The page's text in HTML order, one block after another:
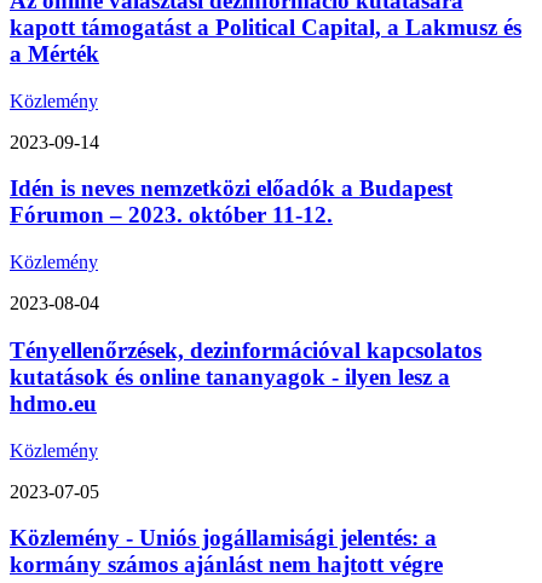
kapott támogatást a Political Capital, a Lakmusz és
a Mérték
Közlemény
2023-09-14
Idén is neves nemzetközi előadók a Budapest
Fórumon – 2023. október 11-12.
Közlemény
2023-08-04
Tényellenőrzések, dezinformációval kapcsolatos
kutatások és online tananyagok - ilyen lesz a
hdmo.eu
Közlemény
2023-07-05
Közlemény - Uniós jogállamisági jelentés: a
kormány számos ajánlást nem hajtott végre